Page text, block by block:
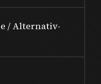
/ Alternativ-